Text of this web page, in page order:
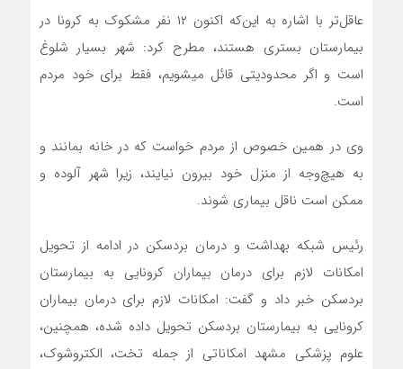
عاقل‌تر با اشاره به این‌که اکنون ۱۲ نفر مشکوک به کرونا در
بیمارستان بستری هستند، مطرح کرد: شهر بسیار شلوغ
است و اگر محدودیتی قائل می‎شویم، فقط برای خود مردم
است.
وی در همین خصوص از مردم خواست که در خانه بمانند و
به هیچ‌وجه از منزل خود بیرون نیایند، زیرا شهر آلوده و
ممکن است ناقل بیماری شوند.
رئیس شبکه بهداشت و درمان بردسکن در ادامه از تحویل
امکانات لازم برای درمان بیماران کرونایی به بیمارستان
بردسکن خبر داد و گفت: امکانات لازم برای درمان بیماران
کرونایی به بیمارستان بردسکن تحویل داده شده، همچنین،
علوم پزشکی مشهد امکاناتی از جمله تخت، الکتروشوک،